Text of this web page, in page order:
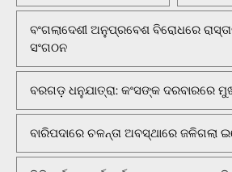
ବଂଗଲାଦେଶୀ ଅନୁପ୍ରବେଶ ବିରୋଧରେ
ସଂଗଠନ
ବରଗଡ଼ ଧନୁଯାତ୍ରା: କଂସଙ୍କ ଦରବାରରେ
ବାରିପଦାରେ ଚଳନ୍ତା ଅବସ୍ଥାରେ